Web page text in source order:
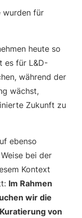
wurden für
heute so
es für L&D-
während der
wächst,
Zukunft zu
ebenso
bei der
Kontext
Im Rahmen
wir die
von